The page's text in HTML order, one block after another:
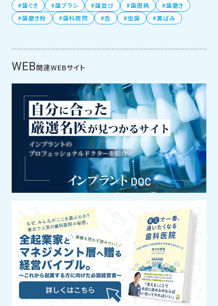
歯ぐき
歯ブラシ 歯並び 歯周病
歯磨き
歯磨き粉
歯科医院 舌 虫歯 黄ばみ
WEB関連WEBサイト